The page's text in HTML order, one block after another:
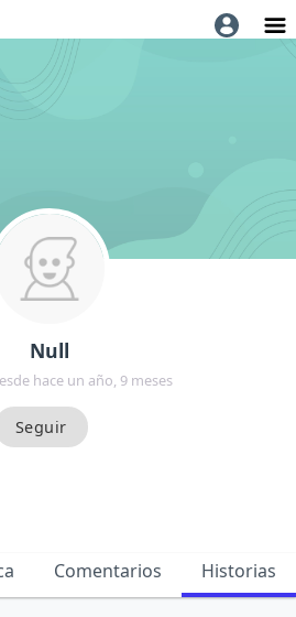
Null
hace un año, 9 meses
Comentarios Historias